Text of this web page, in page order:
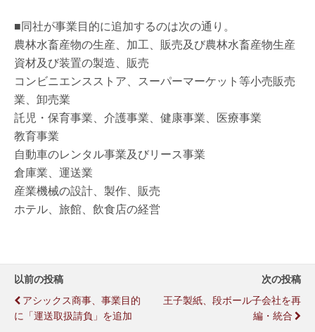
■同社が事業目的に追加するのは次の通り。
農林水畜産物の生産、加工、販売及び農林水畜産物生産
資材及び装置の製造、販売
コンビニエンスストア、スーパーマーケット等小売販売
業、卸売業
託児・保育事業、介護事業、健康事業、医療事業
教育事業
自動車のレンタル事業及びリース事業
倉庫業、運送業
産業機械の設計、製作、販売
ホテル、旅館、飲食店の経営
以前の投稿
アシックス商事、事業目的
に「運送取扱請負」を追加
次の投稿
王子製紙、段ボール子会社を再
編・統合